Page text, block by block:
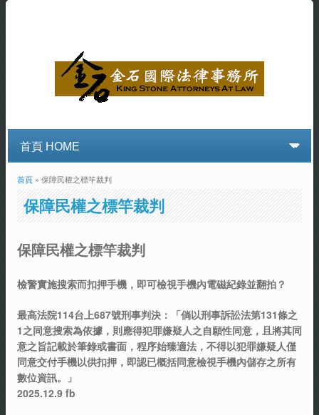
您在這裡
首頁» 保障民權之標竿裁判
保障民權之標竿裁判
保障民權之標竿裁判
檢警實施搜索而扣押手機，即可檢視手機內電磁紀錄並翻拍？
最高法院114台上687號刑事判決：「倘以刑事訴訟法第131條之
1之同意搜索為依據，則應得犯罪嫌疑人之自願性同意，且將其同
意之旨記載於筆錄或書面，程序始臻適法，不得以犯罪嫌疑人僅
同意交付手機以供扣押，即認已概括同意檢視手機內儲存之所有
數位資訊。」
2025.12.9 fb